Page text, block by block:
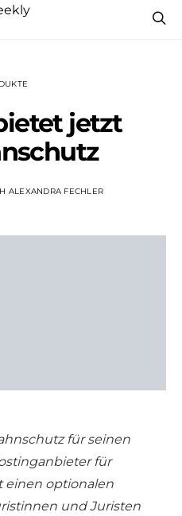
jetzt
ALEXANDRA FECHLER
für seinen
für
einen optionalen
und Juristen